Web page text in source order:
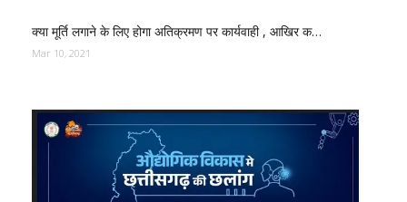
क्या मूर्ति लगाने के लिए होगा अतिक्रमण पर कार्यवाही , आखिर क…
Mar 10, 2021